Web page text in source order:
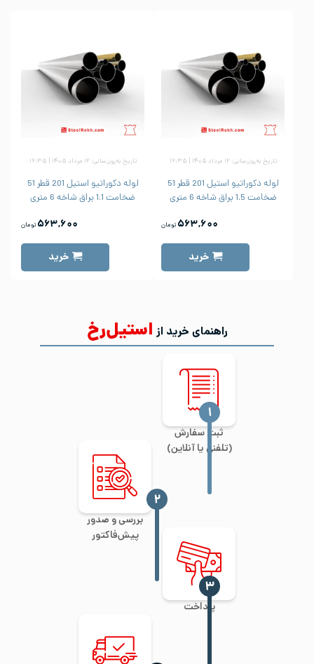
تاریخ به‌روزرسانی: ۱۲ مرداد ۱۴۰۵ | ۱۶:۳۵
لوله دکوراتیو استیل 201 قطر 51
ضخامت 1.5 براق شاخه 6 متری
۵۶۳,۶۰۰ تومان
خرید
تاریخ به‌روزرسانی: ۱۲ مرداد ۱۴۰۵ | ۱۶:۳۵
لوله دکوراتیو استیل 201 قطر 51
ضخامت 1.1 براق شاخه 6 متری
۵۶۳,۶۰۰ تومان
خرید
راهنمای خرید از استیل‌رخ
ثبت سفارش
(تلفنی یا آنلاین)
‍۱
بررسی و صدور
پیش‌فاکتور
‍۲
پرداخت
‍۳